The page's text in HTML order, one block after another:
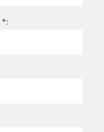
*: